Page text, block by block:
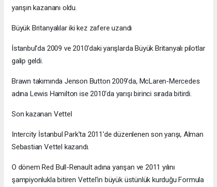
yarışın kazananı oldu.
Büyük Britanyalılar iki kez zafere uzandı
İstanbul'da 2009 ve 2010'daki yarışlarda Büyük Britanyalı pilotlar
galip geldi.
Brawn takımında Jenson Button 2009'da, McLaren-Mercedes
adına Lewis Hamilton ise 2010'da yarışı birinci sırada bitirdi.
Son kazanan Vettel
Intercity İstanbul Park'ta 2011'de düzenlenen son yarışı, Alman
Sebastian Vettel kazandı.
O dönem Red Bull-Renault adına yarışan ve 2011 yılını
şampiyonlukla bitiren Vettel'in büyük üstünlük kurduğu Formula